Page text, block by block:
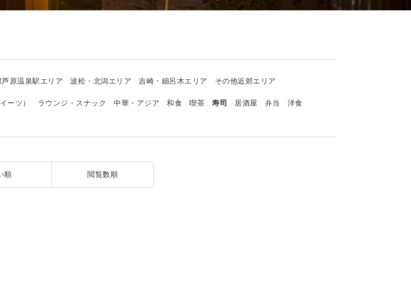
芦原温泉駅エリア 波松・北潟エリア 吉崎・細呂木エリア その他近郊エリア
ーツ） ラウンジ・スナック 中華・アジア 和食 喫茶 寿司 居酒屋 弁当
洋食
順 閲覧数順